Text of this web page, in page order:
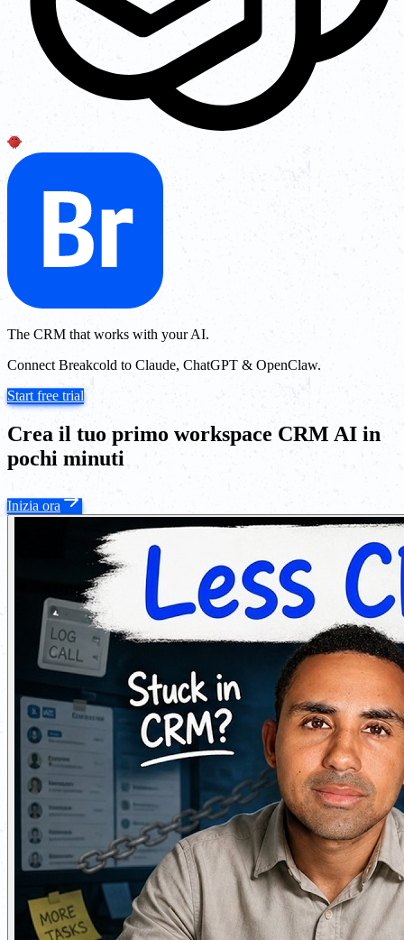
The CRM that works with your AI.
Connect Breakcold to Claude, ChatGPT & OpenClaw.
Start free trial
Crea il tuo primo workspace CRM AI in
pochi minuti
Inizia ora